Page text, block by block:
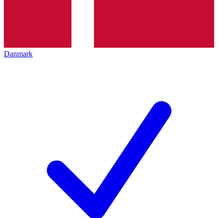
Danmark